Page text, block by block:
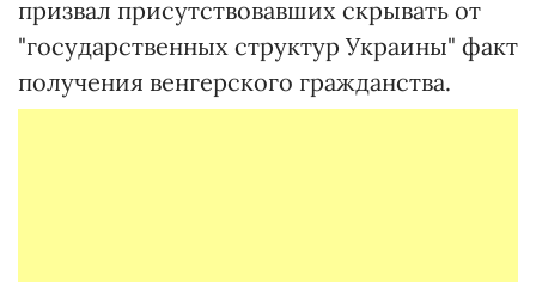
призвал присутствовавших скрывать от
"государственных структур Украины" факт
получения венгерского гражданства.